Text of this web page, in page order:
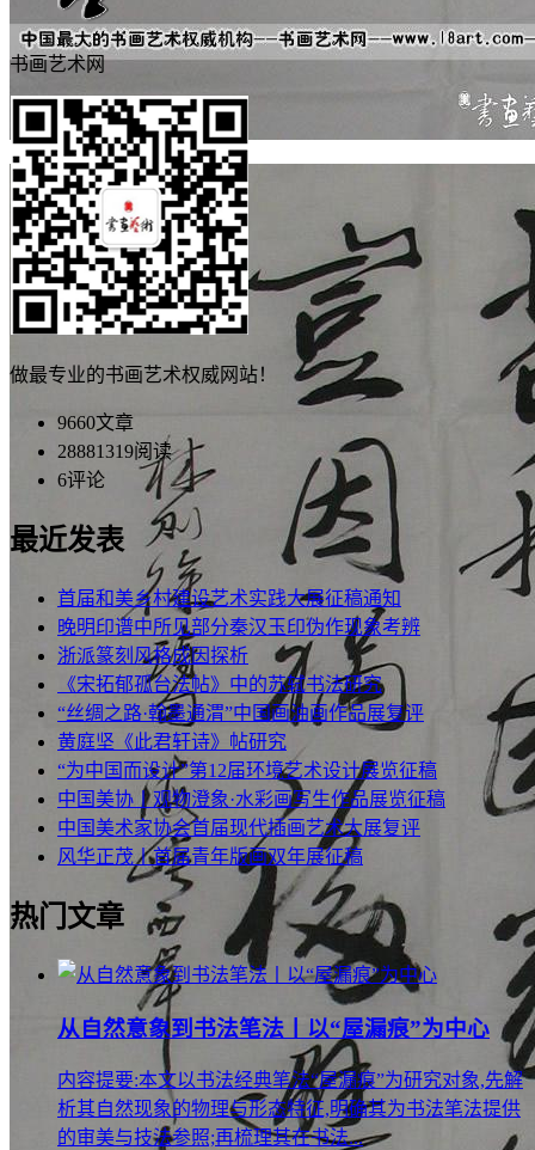
书画艺术网
做最专业的书画艺术权威网站！
9660文章
28881319阅读
6评论
最近发表
首届和美乡村建设艺术实践大展征稿通知
晚明印谱中所见部分秦汉玉印伪作现象考辨
浙派篆刻风格成因探析
《宋拓郁孤台法帖》中的苏轼书法研究
“丝绸之路·翰墨通渭”中国画油画作品展复评
黄庭坚《此君轩诗》帖研究
“为中国而设计”第12届环境艺术设计展览征稿
中国美协丨观物澄象·水彩画写生作品展览征稿
中国美术家协会首届现代插画艺术大展复评
风华正茂丨首届青年版画双年展征稿
热门文章
从自然意象到书法笔法丨以“屋漏痕”为中心
内容提要:本文以书法经典笔法“屋漏痕”为研究对象,先解
析其自然现象的物理与形态特征,明确其为书法笔法提供
的审美与技法参照;再梳理其在书法...